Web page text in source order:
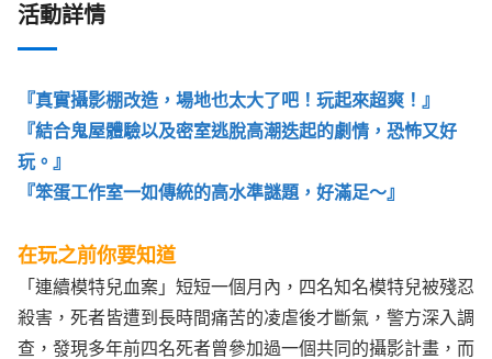
活動詳情
『真實攝影棚改造，場地也太大了吧！玩起來超爽！』
『結合鬼屋體驗以及密室逃脫高潮迭起的劇情，恐怖又好
玩。』
『笨蛋工作室一如傳統的高水準謎題，好滿足～』
在玩之前你要知道
「連續模特兒血案」短短一個月內，四名知名模特兒被殘忍
殺害，死者皆遭到長時間痛苦的凌虐後才斷氣，警方深入調
查，發現多年前四名死者曾參加過一個共同的攝影計畫，而